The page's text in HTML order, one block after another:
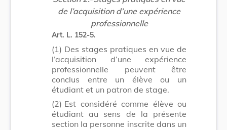
de l’acquisition d’une expérience
professionnelle
Art. L. 152-5.
(1) Des stages pratiques en vue de
l’acquisition d’une expérience
professionnelle peuvent être
conclus entre un élève ou un
étudiant et un patron de stage.
(2) Est considéré comme élève ou
étudiant au sens de la présente
section la personne inscrite dans un